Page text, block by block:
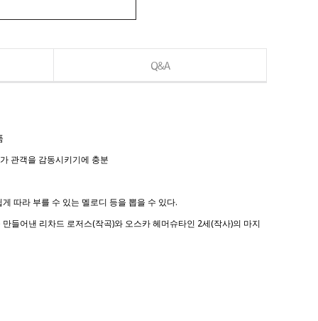
Q&A
관객을 감동시키기에 충분
따라 부를 수 있는 멜로디 등을 뽑을 수 있다.
들어낸 리차드 로저스(작곡)와 오스카 헤머슈타인 2세(작사)의 마지